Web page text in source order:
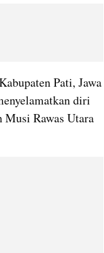
Pati, Jawa
diri
Musi Rawas Utara